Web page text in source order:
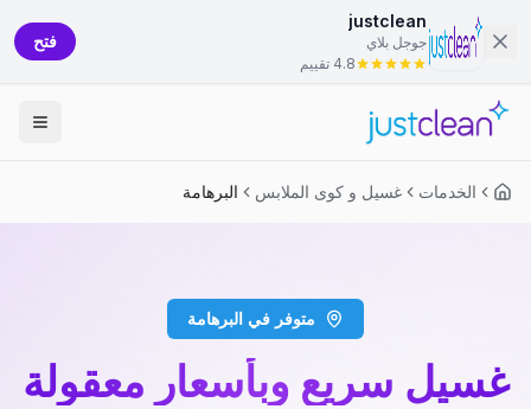
justclean
جوجل بلاي
4.8 تقييم
فتح
الخدمات غسيل و كوى الملابس البرهامة
متوفر في البرهامة
غسيل سريع وبأسعار معقولة